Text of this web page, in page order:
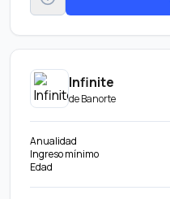
Infinite
deBanorte
Anualidad
Ingreso mínimo
Edad